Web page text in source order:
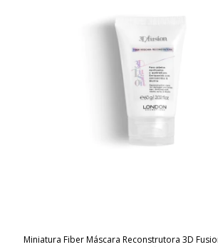
Miniatura Fiber Máscara Reconstrutora 3D